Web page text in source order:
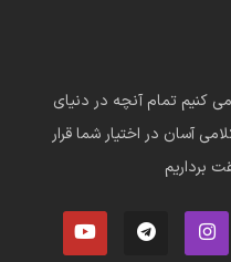
کنیم تمام آنچه در دنیای
آسان در اختیار شما قرار
برداریم